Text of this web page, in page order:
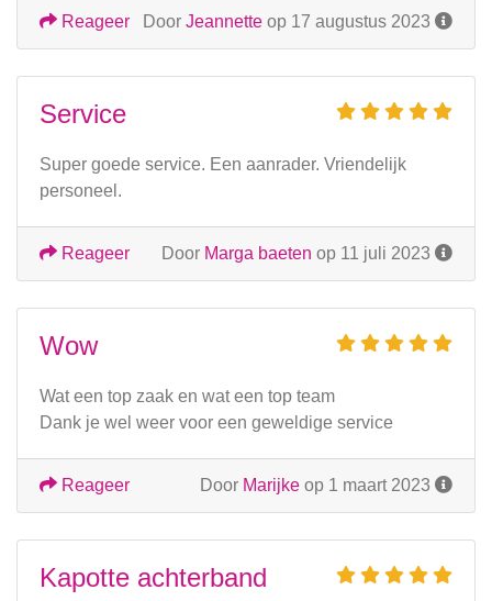
Door Jeannette op 17 augustus 2023
Reageer
Service
Super goede service. Een aanrader. Vriendelijk
personeel.
Door Marga baeten op 11 juli 2023
Reageer
Wow
Wat een top zaak en wat een top team
Dank je wel weer voor een geweldige service
Door Marijke op 1 maart 2023
Reageer
Kapotte achterband